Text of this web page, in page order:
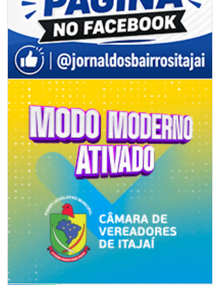
05/08/2026 | 07:00
Rede Municipal de Ensino inicia entrega de novos uniformes para
merendeiras
GERAL